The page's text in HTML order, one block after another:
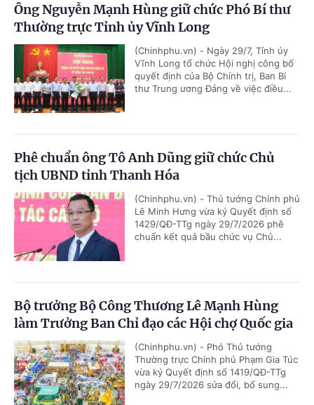
Ông Nguyễn Mạnh Hùng giữ chức Phó Bí thư
Thường trực Tỉnh ủy Vĩnh Long
(Chinhphu.vn) - Ngày 29/7, Tỉnh ủy
Vĩnh Long tổ chức Hội nghị công bố
quyết định của Bộ Chính trị, Ban Bí
thư Trung ương Đảng về việc điều...
Phê chuẩn ông Tô Anh Dũng giữ chức Chủ
tịch UBND tỉnh Thanh Hóa
(Chinhphu.vn) - Thủ tướng Chính phủ
Lê Minh Hưng vừa ký Quyết định số
1429/QĐ-TTg ngày 29/7/2026 phê
chuẩn kết quả bầu chức vụ Chủ...
Bộ trưởng Bộ Công Thương Lê Mạnh Hùng
làm Trưởng Ban Chỉ đạo các Hội chợ Quốc gia
(Chinhphu.vn) - Phó Thủ tướng
Thường trực Chính phủ Phạm Gia Túc
vừa ký Quyết định số 1419/QĐ-TTg
ngày 29/7/2026 sửa đổi, bổ sung...